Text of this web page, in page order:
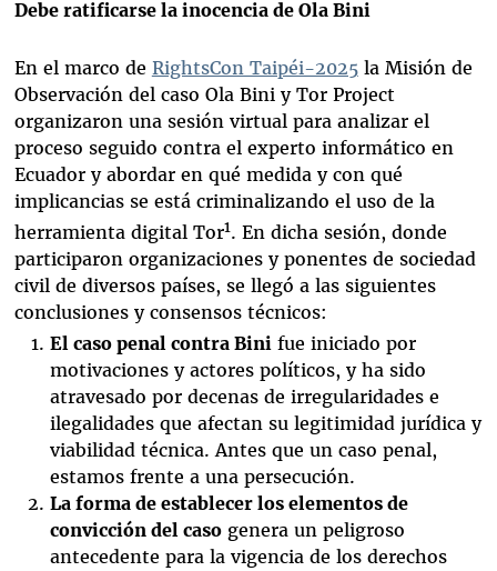
Debe ratificarse la inocencia de Ola Bini
En el marco de RightsCon Taipéi-2025la Misión de
Observación del caso Ola Bini y Tor Project
organizaron una sesión virtual para analizar el
proceso seguido contra el experto informático en
Ecuador y abordar en qué medida y con qué
implicancias se está criminalizando el uso de la
herramienta digital Tor1. En dicha sesión, donde
participaron organizaciones y ponentes de sociedad
civil de diversos países, se llegó a las siguientes
conclusiones y consensos técnicos:
El caso penal contra Binifue iniciado por
motivaciones y actores políticos, y ha sido
atravesado por decenas de irregularidades e
ilegalidades que afectan su legitimidad jurídica y
viabilidad técnica. Antes que un caso penal,
estamos frente a una persecución.
La forma de establecer los elementos de
convicción del casogenera un peligroso
antecedente para la vigencia de los derechos